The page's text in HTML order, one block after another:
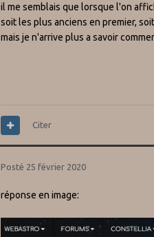
il me semblais que lorsque l'on
soit les plus anciens en premier,
mais je n'arrive plus a savoir
Citer
Posté 25 février 2020
réponse en image: